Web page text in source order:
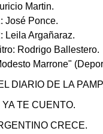
Martin.
José Ponce.
Leila Argañaraz.
Rodrigo Ballestero.
Marrone"
DIARIO DE LA
TE CUENTO.
CRECE.